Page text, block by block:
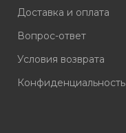
Доставка и оплата
Вопрос-ответ
Условия возврата
Конфиденциальность